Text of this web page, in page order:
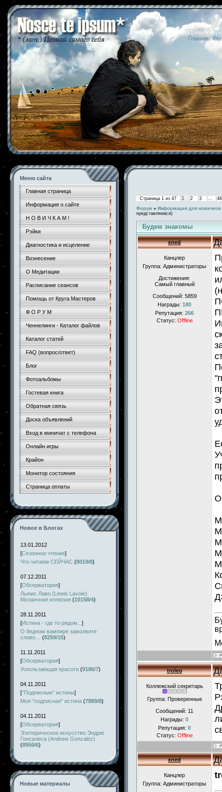
10.08.2026
Главная |
Меню сайта
Главная страница
Информация о сайте
Н О В И Ч К А М !
Рэйки
Диагностика и исцеление
Вознесение
О Медитации
Расписание сеансов
Помощь от Круга Мастеров
Ф О Р У М
Ченнелинги - Каталог файлов
Каталог статей
FAQ (вопрос/ответ)
Блог
Фотоальбомы
Гостевая книга
Обратная связь
Доска объявлений
Вход в миничат с телефона
Онлайн игры
Крайон
Монитор состояния
Страница оплаты
Новое в Блогах
13.01.2012
[Сезонное чтение]
Что читаем СЕЙЧАС (8019/8)
07.12.2011
[Обсерватория]
Льюис Лаво (Lewis Lavoie).
Мозаичная иллюзия (10158/4)
28.11.2011
[Истина - где то рядом... ]
О бедном вампире замолвите
слово…
(8259/15)
11.11.2011
[Обсерватория]
Ускользающая красота (9186/7)
04.11.2011
["Подписные" истины]
Моя "подписная" истина (7889/8)
04.11.2011
[Обсерватория]
Эзотерическое искусство Эндрю
Гонсалеса (Andrew Gonzalez)
(8956/6)
Новые материалы
Страница 1 из 47 1 2 3 …
46
Форум » Информация для новичков
представляемся)
Будем знакомы
xned
Канцлер
Группа: Администраторы
Достижения:
Самый главный
Сообщений: 5859
Награды: 180
Репутация: 266
Статус: Offline
О
troleo
Коллежский секретарь
Группа: Проверенные
Сообщений: 11
Награды: 0
Репутация: 0
Статус: Offline
xned
Канцлер
Группа: Администраторы